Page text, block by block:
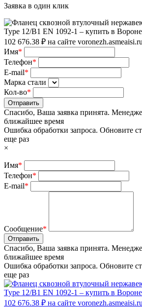
Заявка в один клик
Имя*
Телефон*
E-mail*
Марка стали
Кол-во*
Отправить
Спасибо, Ваша заявка принята.
ближайшее время
Ошибка обработки запроса. Обновите
еще раз
×
Имя*
Телефон*
E-mail*
Сообщение*
Отправить
Спасибо, Ваша заявка принята.
ближайшее время
Ошибка обработки запроса. Обновите
еще раз